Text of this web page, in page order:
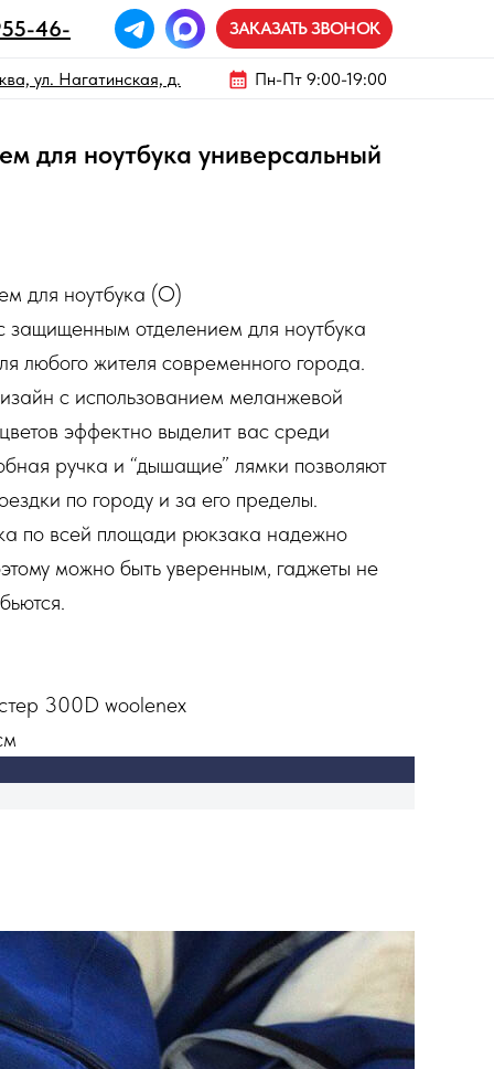
ЗАКАЗАТЬ ЗВОНОК
46-
ул. Нагатинская, д. Пн-Пт 9:00-19:00
для ноутбука универсальный
для ноутбука (О)
отделением для ноутбука
любого жителя современного города.
с использованием меланжевой
эффектно выделит вас среди
ручка и “дышащие” лямки позволяют
по городу и за его пределы.
по всей площади рюкзака надежно
можно быть уверенным, гаджеты не
300D woolenex